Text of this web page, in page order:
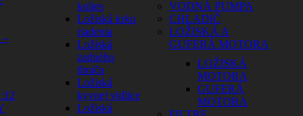
–
kolies
Ložiská krku
riadenia
Ložiská
zadného
tlmiča
Ložiská
kyvnej vidlice
Ložiská
VODNÁ PUMPA
CHLADIČ
LOŽISKÁ A
GUFERÁ MOTORA
LOŽISKÁ
MOTORA
GUFERÁ
MOTORA